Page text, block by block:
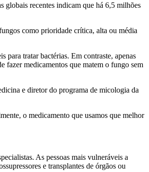
globais recentes indicam que há 6,5 milhões
como prioridade crítica, alta ou média
para tratar bactérias. Em contraste, apenas
fazer medicamentos que matem o fungo sem
e diretor do programa de micologia da
o medicamento que usamos que melhor
As pessoas mais vulneráveis a
e transplantes de órgãos ou